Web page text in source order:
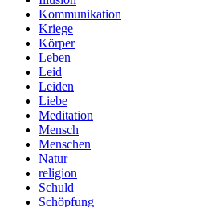
Kommunikation
Kriege
Körper
Leben
Leid
Leiden
Liebe
Meditation
Mensch
Menschen
Natur
religion
Schuld
Schöpfung